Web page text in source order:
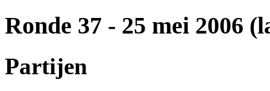
Ronde 37 - 25 mei 2006
Partijen